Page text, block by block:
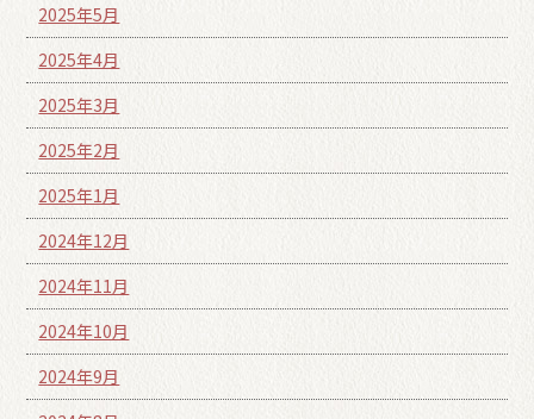
2025年5月
2025年4月
2025年3月
2025年2月
2025年1月
2024年12月
2024年11月
2024年10月
2024年9月